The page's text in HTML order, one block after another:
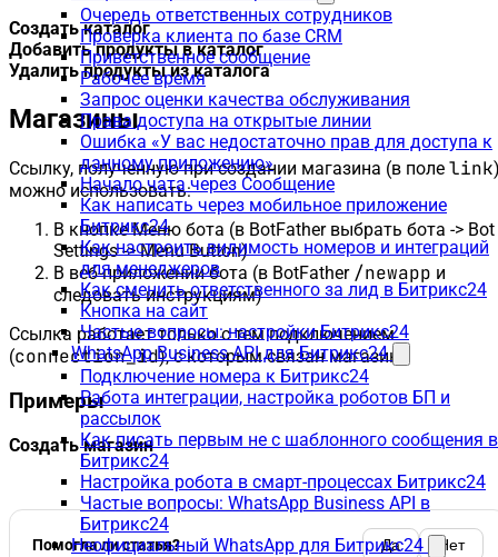
Очередь ответственных сотрудников
Проверка клиента по базе CRM
Приветственное сообщение
Рабочее время
Запрос оценки качества обслуживания
Права доступа на открытые линии
Ошибка «У вас недостаточно прав для доступа к
данному приложению»
Начало чата через Сообщение
Как написать через мобильное приложение
Битрикс24
Как настроить видимость номеров и интеграций
для менеджеров
Как сменить ответственного за лид в Битрикс24
Кнопка на сайт
Частые вопросы: настройки Битрикс24
WhatsApp Business API для Битрикс24
Подключение номера к Битрикс24
Работа интеграции, настройка роботов БП и
рассылок
Как писать первым не с шаблонного сообщения в
Битрикс24
Настройка робота в смарт-процессах Битрикс24
Частые вопросы: WhatsApp Business API в
Битрикс24
Неофициальный WhatsApp для Битрикс24
Создать каталог
Добавить продукты в каталог
Удалить продукты из каталога
Магазины
Ссылку, полученную при создании магазина (в поле link
можно использовать:
В кнопке Меню бота (в BotFather выбрать бота -> Bot
Settings -> Menu Button)
В веб-приложении бота (в BotFather /newapp и
следовать инструкциям)
Ссылка работает только с тем подключением
(connection_id), с которым связан магазин.
Примеры
Создать магазин
Помогла ли статья? Да Нет